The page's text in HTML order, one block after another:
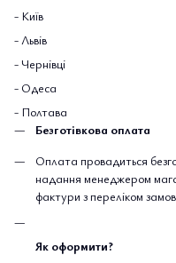
- Київ
- Львів
- Чернівці
- Одеса
- Полтава
Безготівкова оплата
Оплата провадиться
надання менеджером
фактури з переліком
Як оформити?